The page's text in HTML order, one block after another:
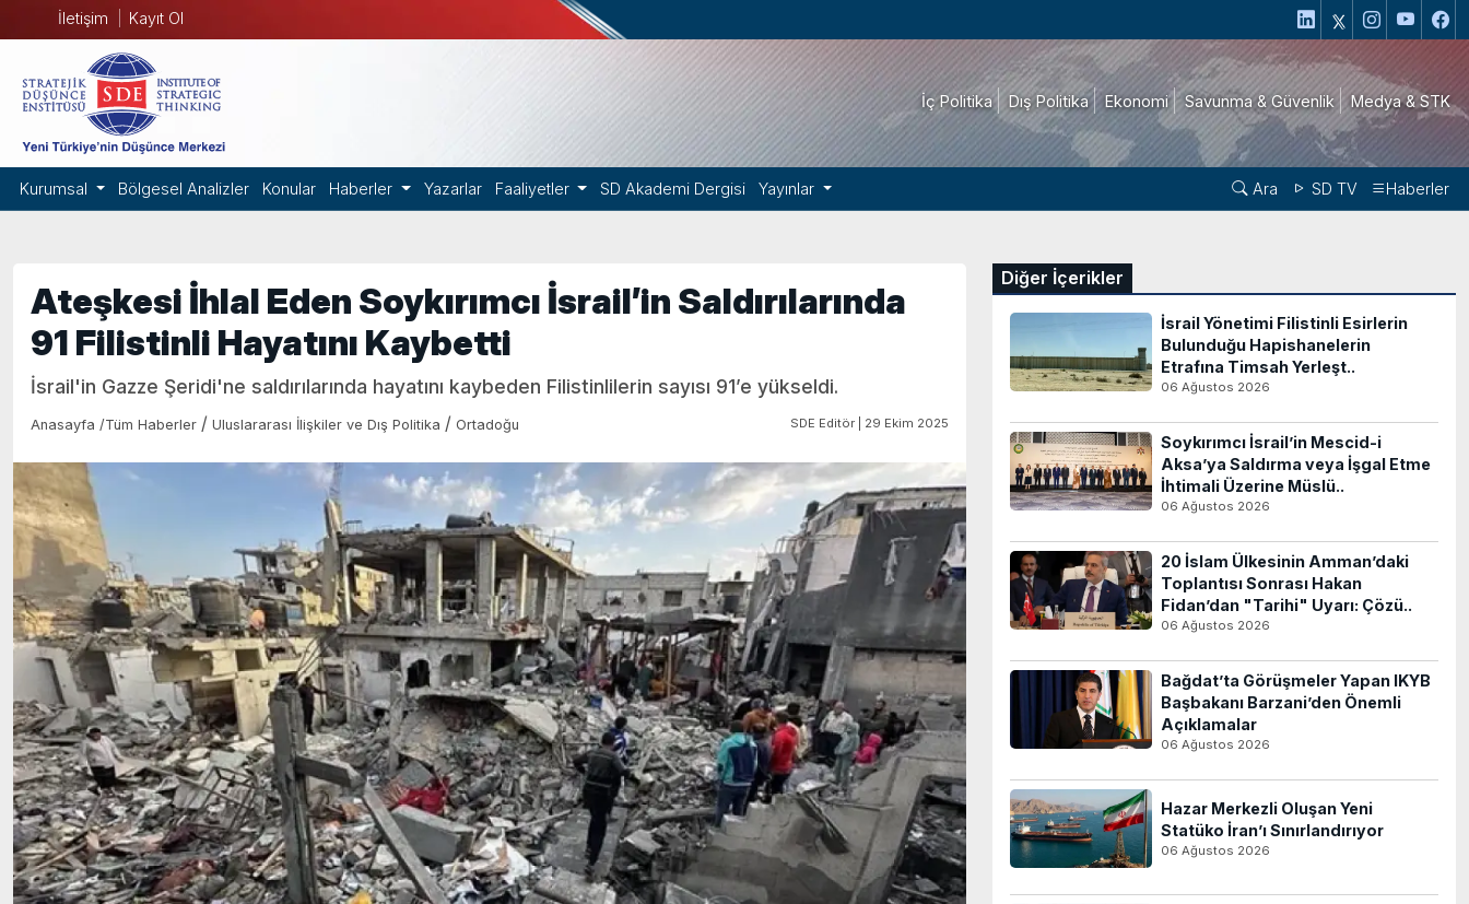
İletişim Kayıt Ol
İç Politika Dış Politika Ekonomi Savunma & Güvenlik Medya & STK
Kurumsal Bölgesel Analizler Konular Haberler Yazarlar Faaliyetler SD Akademi Dergisi Yayınlar Ara SD TV Haberler
Ateşkesi İhlal Eden Soykırımcı İsrail’in Saldırılarında
91 Filistinli Hayatını Kaybetti
İsrail'in Gazze Şeridi'ne saldırılarında hayatını kaybeden Filistinlilerin sayısı 91’e yükseldi.
Anasayfa /Tüm Haberler / Uluslararası İlişkiler ve Dış Politika / Ortadoğu SDE Editör | 29 Ekim 2025
Diğer İçerikler
İsrail Yönetimi Filistinli Esirlerin
Bulunduğu Hapishanelerin
Etrafına Timsah Yerleşt..
06 Ağustos 2026
Soykırımcı İsrail’in Mescid-i
Aksa’ya Saldırma veya İşgal Etme
İhtimali Üzerine Müslü..
06 Ağustos 2026
20 İslam Ülkesinin Amman’daki
Toplantısı Sonrası Hakan
Fidan’dan "Tarihi" Uyarı: Çözü..
06 Ağustos 2026
Bağdat’ta Görüşmeler Yapan IKYB
Başbakanı Barzani’den Önemli
Açıklamalar
06 Ağustos 2026
Hazar Merkezli Oluşan Yeni
Statüko İran’ı Sınırlandırıyor
06 Ağustos 2026